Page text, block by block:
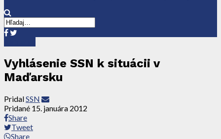
Vyhlásenie SSN k situácii v
Maďarsku
PridalSSN
Pridané 15. januára 2012
Share
Tweet
Share